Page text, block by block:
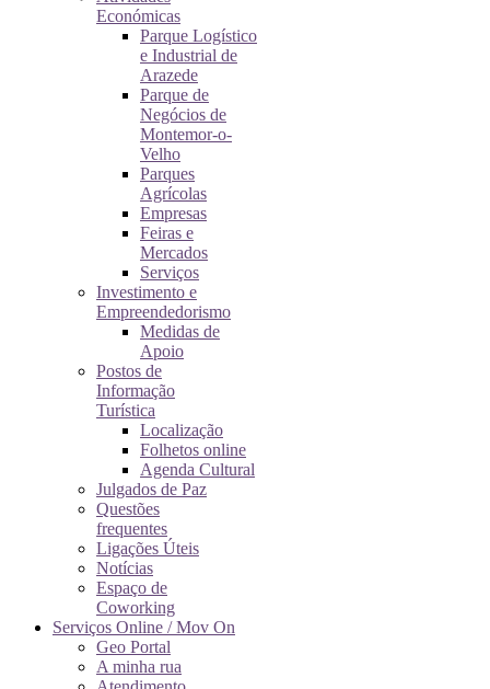
Económicas
Parque Logístico
e Industrial de
Arazede
Parque de
Negócios de
Montemor-o-
Velho
Parques
Agrícolas
Empresas
Feiras e
Mercados
Serviços
Investimento e
Empreendedorismo
Medidas de
Apoio
Postos de
Informação
Turística
Localização
Folhetos online
Agenda Cultural
Julgados de Paz
Questões
frequentes
Ligações Úteis
Notícias
Espaço de
Coworking
Serviços Online / Mov On
Geo Portal
A minha rua